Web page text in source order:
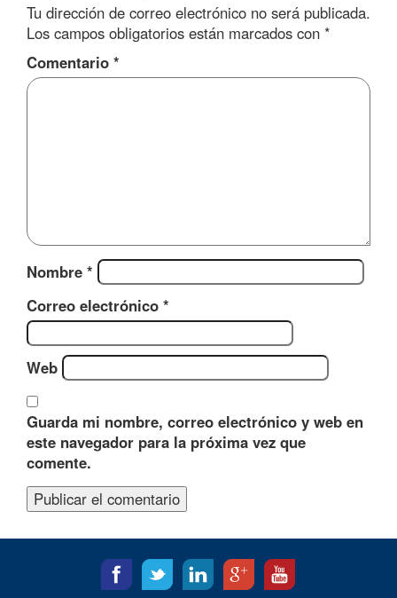
Tu dirección de correo electrónico no será publicada.
Los campos obligatorios están marcados con *
Comentario *
Nombre *
Correo electrónico *
Web
Guarda mi nombre, correo electrónico y web en
este navegador para la próxima vez que
comente.